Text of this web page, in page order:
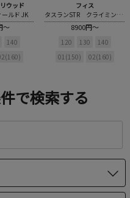
ウッド
ールド JK
～
140
フィス
タスランSTR クライミングLPN
8900円～
120 130
140
01(150)
02(160)
で検索する